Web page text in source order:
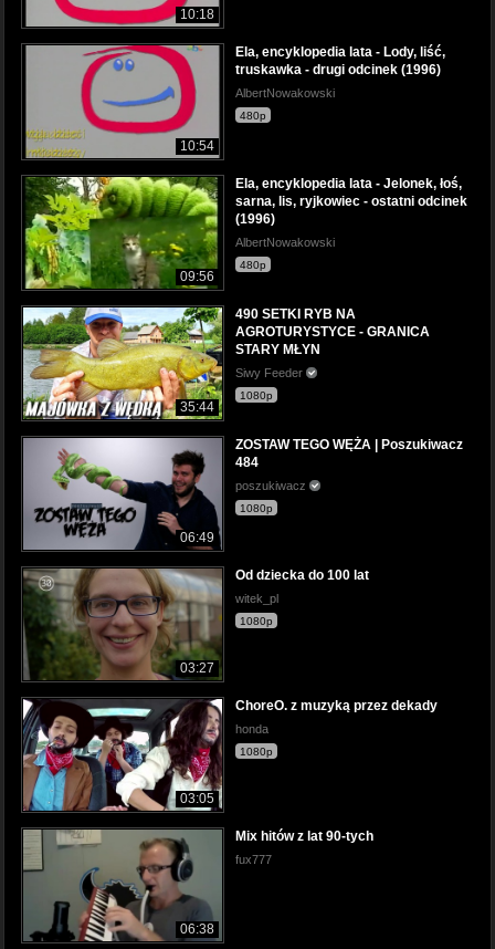
10:18
10:54
Ela, encyklopedia lata - Lody, liść,
truskawka - drugi odcinek (1996)
AlbertNowakowski
480p
09:56
Ela, encyklopedia lata - Jelonek, łoś,
sarna, lis, ryjkowiec - ostatni odcinek
(1996)
AlbertNowakowski
480p
35:44
490 SETKI RYB NA
AGROTURYSTYCE - GRANICA
STARY MŁYN
Siwy Feeder
1080p
06:49
ZOSTAW TEGO WĘŻA | Poszukiwacz
484
poszukiwacz
1080p
03:27
Od dziecka do 100 lat
witek_pl
1080p
03:05
ChoreO. z muzyką przez dekady
honda
1080p
06:38
Mix hitów z lat 90-tych
fux777